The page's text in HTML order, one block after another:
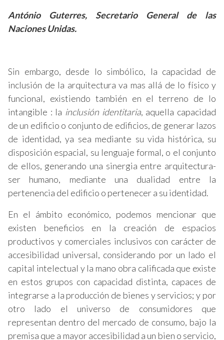
António Guterres, Secretario General de las
Naciones Unidas.
Sin embargo, desde lo simbólico, la capacidad de
inclusión de la arquitectura va mas allá de lo físico y
funcional, existiendo también en el terreno de lo
intangible : la inclusión identitaria, aquella capacidad
de un edificio o conjunto de edificios, de generar lazos
de identidad, ya sea mediante su vida histórica, su
disposición espacial, su lenguaje formal, o el conjunto
de ellos, generando una sinergia entre arquitectura-
ser humano, mediante una dualidad entre la
pertenencia del edificio o pertenecer a su identidad.
En el ámbito económico, podemos mencionar que
existen beneficios en la creación de espacios
productivos y comerciales inclusivos con carácter de
accesibilidad universal, considerando por un lado el
capital intelectual y la mano obra calificada que existe
en estos grupos con capacidad distinta, capaces de
integrarse a la producción de bienes y servicios; y por
otro lado el universo de consumidores que
representan dentro del mercado de consumo, bajo la
premisa que a mayor accesibilidad a un bien o servicio,